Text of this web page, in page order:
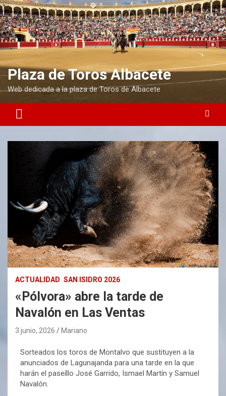
Plaza de Toros Albacete
Web dedicada a la plaza de Toros de Albacete
ACTUALIDAD SAN ISIDRO 2026
«Pólvora» abre la tarde de
Navalón en Las Ventas
3 junio, 2026 Mariano
Sorteados los toros de Montalvo que sustituyen a la
anunciados de Lagunajanda para una tarde en la que
harán el paseíllo José Garrido, Ismael Martín y Samuel
Navalón.